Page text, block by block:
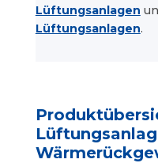
Lüftungsanlagen
Lüftungsanlagen.